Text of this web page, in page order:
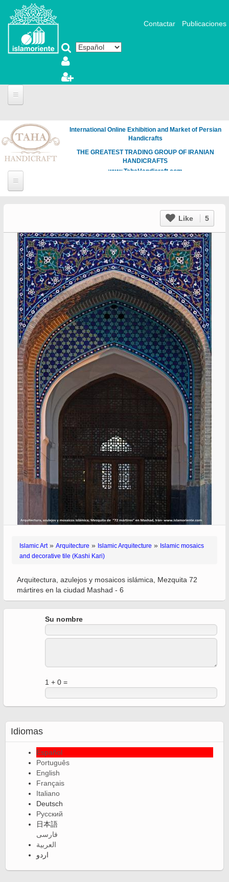
Pasar al contenido principal
Contactar Publicaciones
International Online Exhibition and Market of Persian
Handicrafts
THE GREATEST TRADING GROUP OF IRANIAN
HANDICRAFTS
www.TahaHandicraft.com
Like 5
Islamic Art» Arquitecture » Islamic Arquitecture » Islamic mosaics
and decorative tile (Kashi Kari)
Arquitectura, azulejos y mosaicos islámica, Mezquita 72
mártires en la ciudad Mashad - 6
Su nombre
1 + 0 =
Idiomas
Español
Português
English
Français
Italiano
Deutsch
Русский
日本語
فارسی
العربية
اردو